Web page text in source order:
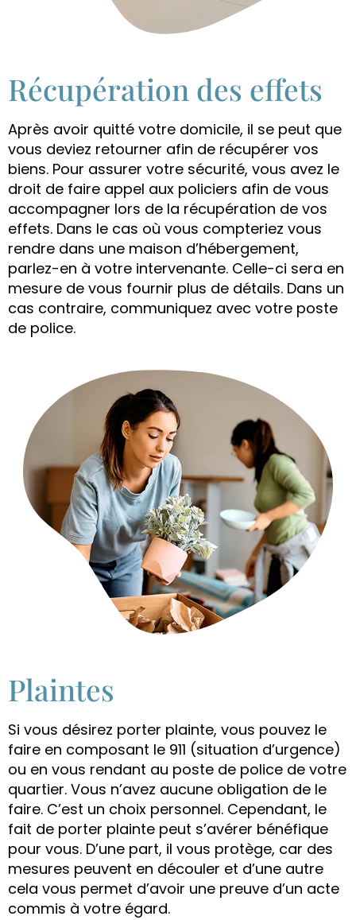
Récupération des effets
Après avoir quitté votre domicile, il se peut que
vous deviez retourner afin de récupérer vos
biens. Pour assurer votre sécurité, vous avez le
droit de faire appel aux policiers afin de vous
accompagner lors de la récupération de vos
effets. Dans le cas où vous compteriez vous
rendre dans une maison d’hébergement,
parlez-en à votre intervenante. Celle-ci sera en
mesure de vous fournir plus de détails. Dans un
cas contraire, communiquez avec votre poste
de police.
Plaintes
Si vous désirez porter plainte, vous pouvez le
faire en composant le 911 (situation d’urgence)
ou en vous rendant au poste de police de votre
quartier. Vous n’avez aucune obligation de le
faire. C’est un choix personnel. Cependant, le
fait de porter plainte peut s’avérer bénéfique
pour vous. D’une part, il vous protège, car des
mesures peuvent en découler et d’une autre
cela vous permet d’avoir une preuve d’un acte
commis à votre égard.